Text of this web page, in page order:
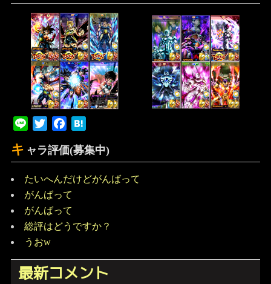
Line Twitter Facebook
キ ャラ評価(募集中)
たいへんだけどがんばって
がんばって
がんばって
総評はどうですか？
うおw
最新コメント